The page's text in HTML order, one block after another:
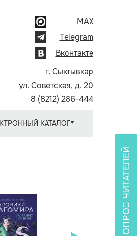
MAX
Telegram
Вконтакте
г. Сыктывкар
ул. Советская, д. 20
8 (8212) 286-444
КАТАЛОГ
ОПРОС ЧИТАТЕЛЕЙ